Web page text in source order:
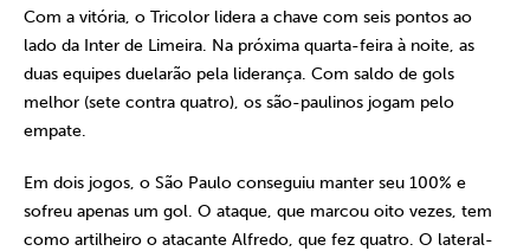
Com a vitória, o Tricolor lidera a chave com seis pontos ao
lado da Inter de Limeira. Na próxima quarta-feira à noite, as
duas equipes duelarão pela liderança. Com saldo de gols
melhor (sete contra quatro), os são-paulinos jogam pelo
empate.
Em dois jogos, o São Paulo conseguiu manter seu 100% e
sofreu apenas um gol. O ataque, que marcou oito vezes, tem
como artilheiro o atacante Alfredo, que fez quatro. O lateral-